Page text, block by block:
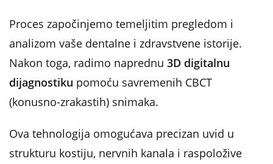
Proces započinjemo temeljitim pregledom i
analizom vaše dentalne i zdravstvene istorije.
Nakon toga, radimo naprednu 3D digitalnu
dijagnostiku pomoću savremenih CBCT
(konusno-zrakastih) snimaka.
Ova tehnologija omogućava precizan uvid u
strukturu kostiju, nervnih kanala i raspoložive